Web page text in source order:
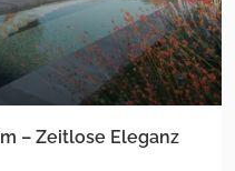
– Zeitlose Eleganz